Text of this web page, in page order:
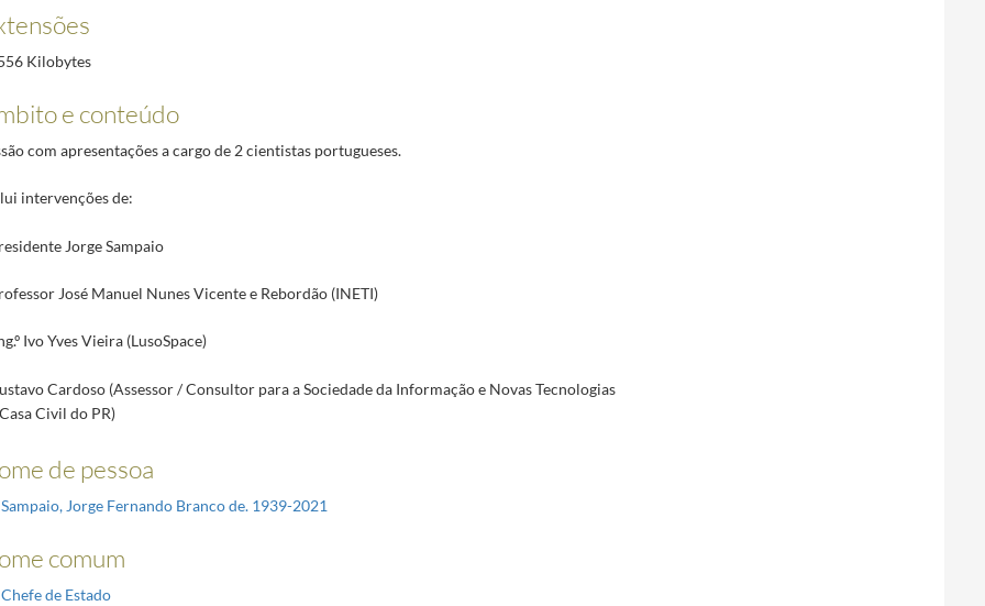
Kilobytes
e conteúdo
com apresentações a cargo de 2 cientistas portugueses.
intervenções de:
Jorge Sampaio
José Manuel Nunes Vicente e Rebordão (INETI)
Ivo Yves Vieira (LusoSpace)
Cardoso (Assessor / Consultor para a Sociedade da Informação e Novas Tecnologias
Civil do PR)
de pessoa
Sampaio, Jorge Fernando Branco de. 1939-2021
comum
Chefe de Estado